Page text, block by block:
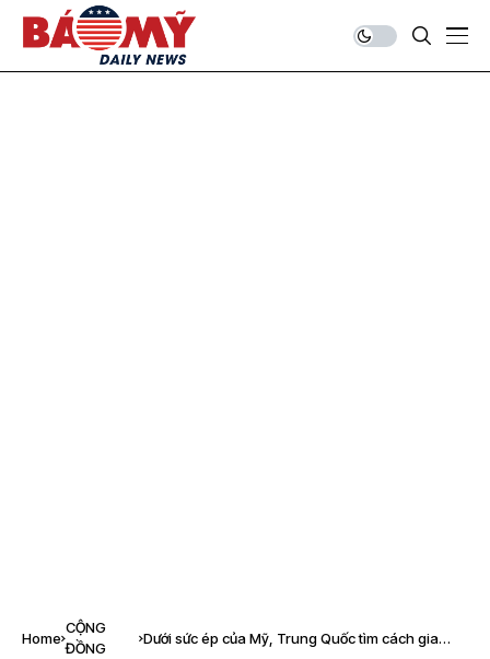
Home
CỘNG
ĐỒNG
Dưới sức ép của Mỹ, Trung Quốc tìm cách gia